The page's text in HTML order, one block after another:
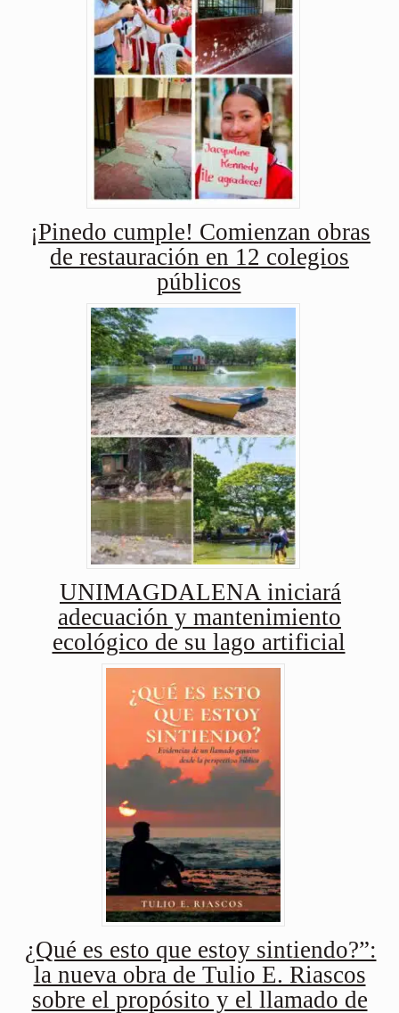
¡Pinedo cumple! Comienzan obras
de restauración en 12 colegios
públicos
UNIMAGDALENA iniciará
adecuación y mantenimiento
ecológico de su lago artificial
¿Qué es esto que estoy sintiendo?”:
la nueva obra de Tulio E. Riascos
sobre el propósito y el llamado de